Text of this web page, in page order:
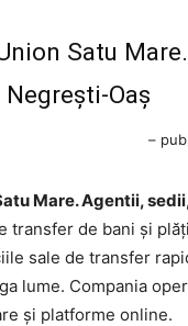
Satu
Negrești-Oaș
–
Mare. Agentii,
transfer de bani și
sale de transfer
lume. Compania
și platforme online.